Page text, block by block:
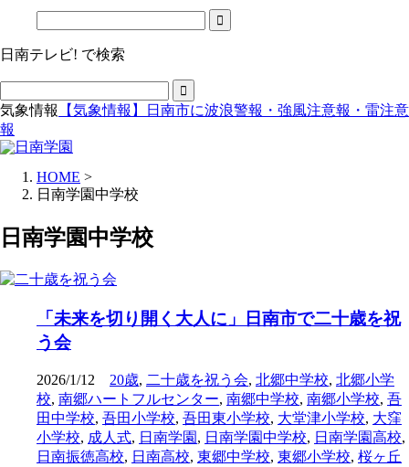
日南テレビ! で検索
気象情報
【気象情報】日南市に波浪警報・強風注意報・雷注意
報
HOME >
日南学園中学校
日南学園中学校
「未来を切り開く大人に」日南市で二十歳を祝
う会
2026/1/12 20歳, 二十歳を祝う会, 北郷中学校, 北郷小学
校, 南郷ハートフルセンター, 南郷中学校, 南郷小学校, 吾
田中学校, 吾田小学校, 吾田東小学校, 大堂津小学校, 大窪
小学校, 成人式, 日南学園 , 日南学園中学校, 日南学園高校,
日南振徳高校, 日南高校, 東郷中学校, 東郷小学校, 桜ヶ丘